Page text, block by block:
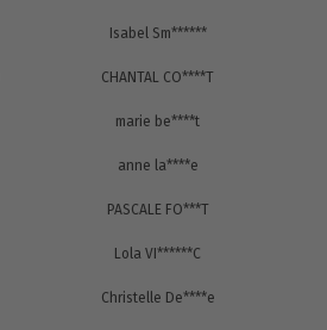
Isabel Sm******
CHANTAL CO****T
marie be****t
anne la****e
PASCALE FO***T
Lola VI******C
Christelle De****e